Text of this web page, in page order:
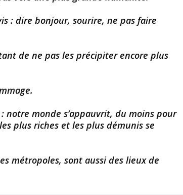
: dire bonjour, sourire, ne pas faire
de ne pas les précipiter encore plus
notre monde s’appauvrit, du moins pour
plus riches et les plus démunis se
métropoles, sont aussi des lieux de